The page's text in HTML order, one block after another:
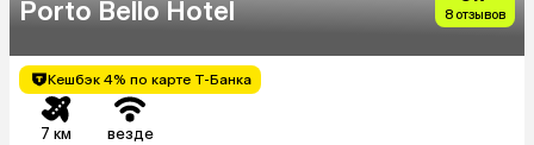
Porto Bello Hotel 8 отзывов
Кешбэк 4% по карте Т-Банка
7 км везде